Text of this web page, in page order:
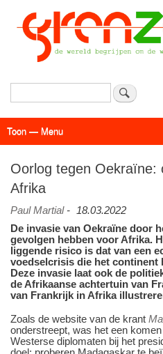
Zoeken
Menu
Toon — Menu
Oorlog tegen Oekraïne:
Afrika
Paul Martial- 18.03.2022
De invasie van Oekraïne door
gevolgen hebben voor Afrika.
liggende risico is dat van een
voedselcrisis die het continent
Deze invasie laat ook de
de Afrikaanse achtertuin van
van Frankrijk in Afrika
Zoals de website van de krant
onderstreept, was het een
Westerse diplomaten bij het